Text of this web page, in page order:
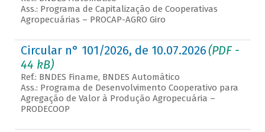
Ass.: Programa de Capitalização de Cooperativas
Agropecuárias – PROCAP-AGRO Giro
Circular n° 101/2026, de 10.07.2026(PDF -
44 kB)
Ref.: BNDES Finame, BNDES Automático
Ass.: Programa de Desenvolvimento Cooperativo para
Agregação de Valor à Produção Agropecuária –
PRODECOOP